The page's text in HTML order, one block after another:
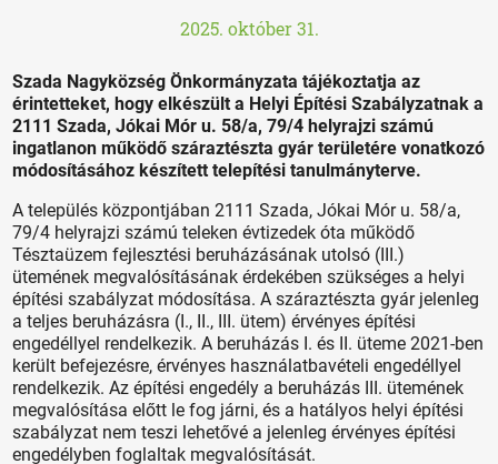
2025. október 31.
Szada Nagyközség Önkormányzata tájékoztatja az
érintetteket, hogy elkészült a Helyi Építési Szabályzatnak a
2111 Szada, Jókai Mór u. 58/a, 79/4 helyrajzi számú
ingatlanon működő száraztészta gyár területére vonatkozó
módosításához készített telepítési tanulmányterve.
A település központjában 2111 Szada, Jókai Mór u. 58/a,
79/4 helyrajzi számú teleken évtizedek óta működő
Tésztaüzem fejlesztési beruházásának utolsó (III.)
ütemének megvalósításának érdekében szükséges a helyi
építési szabályzat módosítása. A száraztészta gyár jelenleg
a teljes beruházásra (I., II., III. ütem) érvényes építési
engedéllyel rendelkezik. A beruházás I. és II. üteme 2021-ben
került befejezésre, érvényes használatbavételi engedéllyel
rendelkezik. Az építési engedély a beruházás III. ütemének
megvalósítása előtt le fog járni, és a hatályos helyi építési
szabályzat nem teszi lehetővé a jelenleg érvényes építési
engedélyben foglaltak megvalósítását.